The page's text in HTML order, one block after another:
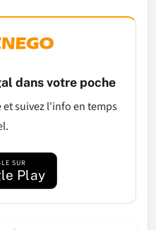
dans votre poche
suivez l'info en temps
SUR
Play